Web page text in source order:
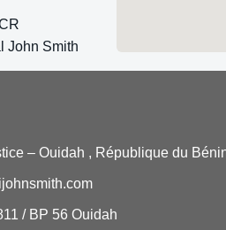
John Smith
– Ouidah , République du
/ BP 56 Ouidah